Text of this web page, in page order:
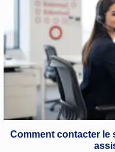
Comment contacter le